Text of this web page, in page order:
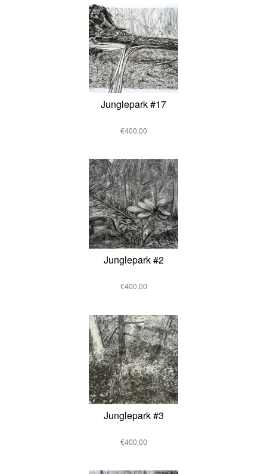
Junglepark #17
€400,00
Junglepark #2
€400,00
Junglepark #3
€400,00